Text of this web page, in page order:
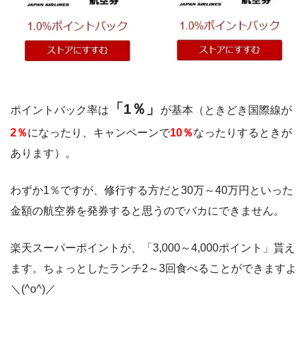
ポイントバック率は 「1％」
が基本（ときどき国際線が
2％になったり、キャンペーンで10％なったりするときが
あります）。
わずか1％ですが、修行する方だと30万～40万円といった
金額の航空券を発券すると思うのでバカにできません。
楽天スーパーポイントが、「3,000～4,000ポイント」貰え
ます。ちょっとしたランチ2～3回食べることができますよ
＼(^o^)／